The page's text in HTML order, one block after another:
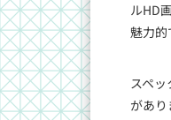
ルHD
魅力的
スペ
があり